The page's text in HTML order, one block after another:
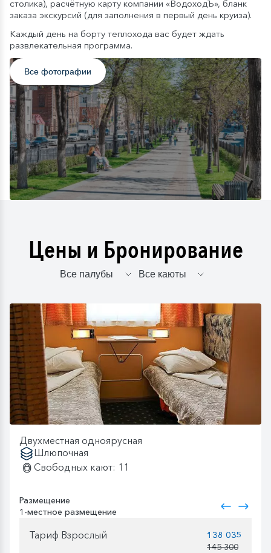
столика), расчётную карту компании «ВодоходЪ», бланк
заказа экскурсий (для заполнения в первый день круиза).
Каждый день на борту теплохода вас будет ждать
развлекательная программа.
Все фотографии
Цены и Бронирование
Двухместная одноярусная
Шлюпочная
Свободных кают: 11
Размещение
1-местное размещение
Тариф Взрослый
138 035
145 300